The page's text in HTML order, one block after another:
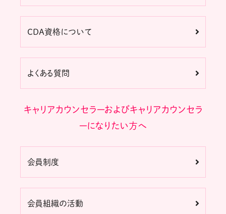
CDA資格について
よくある質問
キャリアカウンセラーおよびキャリアカウンセラ
ーになりたい方へ
会員制度
会員組織の活動